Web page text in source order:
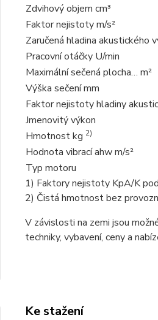
Zdvihový objem cm³
Faktor nejistoty m/s²
Zaručená hladina akustického
Pracovní otáčky U/min
Maximální sečená plocha… m²
Výška sečení mm
Faktor nejistoty hladiny
Jmenovitý výkon
Hmotnost kg 2)
Hodnota vibrací ahw m/s²
Typ motoru
1) Faktory nejistoty KpA/K
2) Čistá hmotnost bez
V závislosti na zemi jsou
techniky, vybavení, ceny a
Ke stažení